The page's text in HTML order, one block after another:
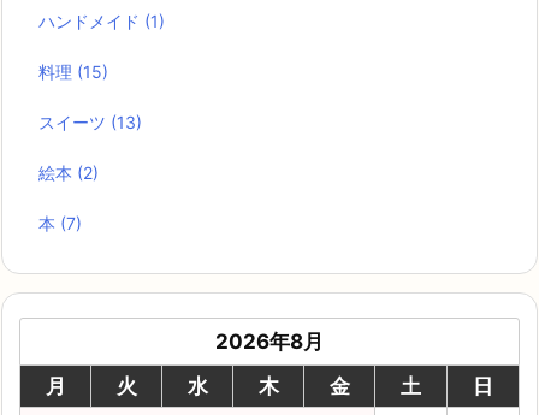
ハンドメイド (1)
料理 (15)
スイーツ (13)
絵本 (2)
本 (7)
2026年8月
月
火 水 木 金 土
日